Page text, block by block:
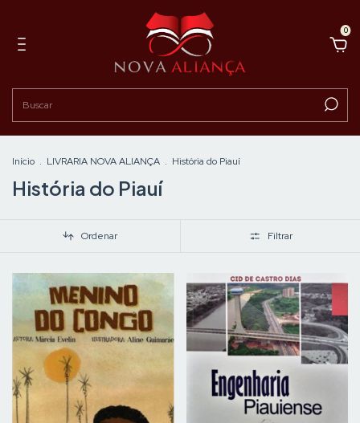
0
Início . LIVRARIA NOVA ALIANÇA . História do Piauí
História do Piauí
Ordenar Filtrar